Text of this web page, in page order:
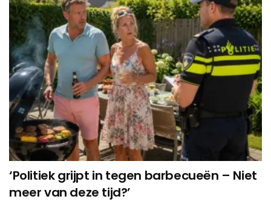
‘Politiek grijpt in tegen barbecueën – Niet
meer van deze tijd?’